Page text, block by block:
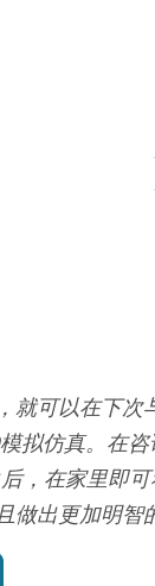
就可以在下次
拟仿真。在
，在家里即
出更加明智